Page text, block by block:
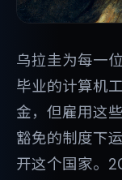
乌拉圭为每一
毕业的计算机
金，但雇用这
豁免的制度下
开这个国家。